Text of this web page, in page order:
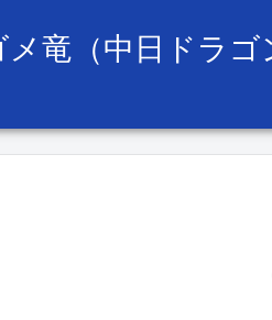
メ竜（中日ドラゴ